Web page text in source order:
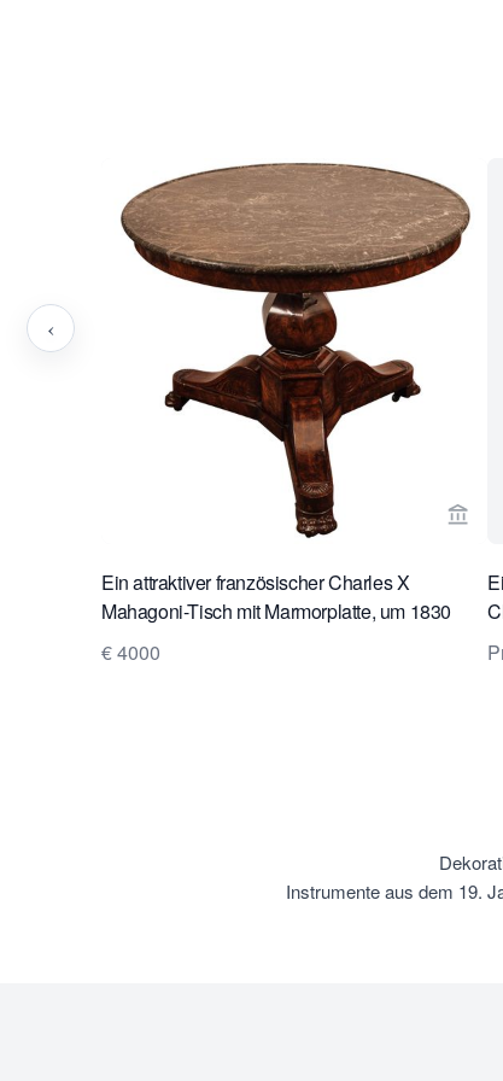
Ein attraktiver französischer Charles X
Mahagoni-Tisch mit Marmorplatte, um 1830
herum.
€ 4000
‹
Instrumente aus dem 19.